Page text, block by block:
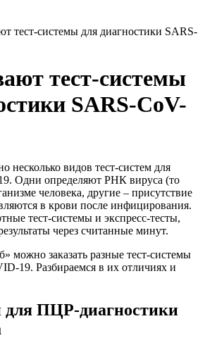
тест-системы для диагностики SARS-
тест-системы
SARS-CoV-
несколько видов тест-систем для
Одни определяют РНК вируса (то
человека, другие – присутствие
в крови после инфицирования.
тест-системы и экспресс-тесты,
через считанные минут.
можно заказать разные тест-системы
19. Разбираемся в их отличиях и
для ПЦР-диагностики